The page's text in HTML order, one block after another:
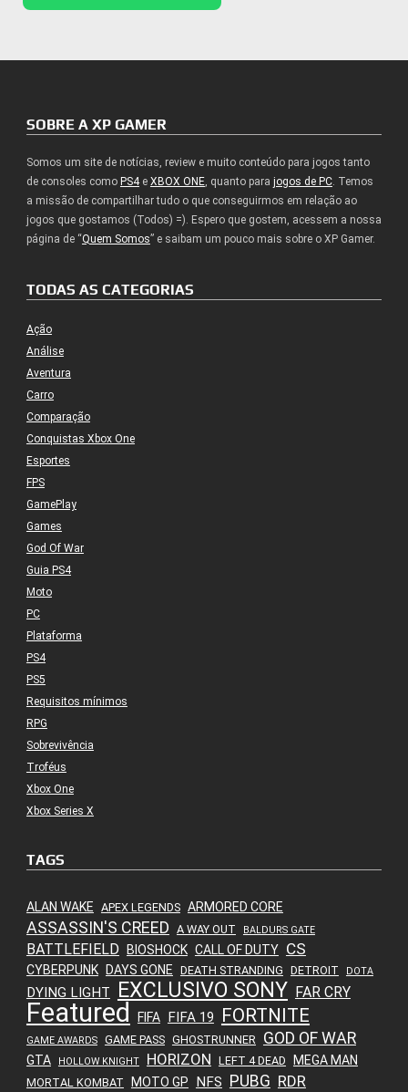
SOBRE A XP GAMER
Somos um site de notícias, review e muito conteúdo para jogos tanto
de consoles como PS4e XBOX ONE, quanto para jogos de PC. Temos
a missão de compartilhar tudo o que conseguirmos em relação ao
jogos que gostamos (Todos) =). Espero que gostem, acessem a nossa
página de “Quem Somos” e saibam um pouco mais sobre o XP Gamer.
TODAS AS CATEGORIAS
Ação
Análise
Aventura
Carro
Comparação
Conquistas Xbox One
Esportes
FPS
GamePlay
Games
God Of War
Guia PS4
Moto
PC
Plataforma
PS4
PS5
Requisitos mínimos
RPG
Sobrevivência
Troféus
Xbox One
Xbox Series X
TAGS
ALAN WAKE APEX LEGENDS ARMORED CORE
ASSASSIN'S CREED A WAY OUT BALDURS GATE
BATTLEFIELD BIOSHOCK CALL OF DUTY CS
CYBERPUNK DAYS GONE DEATH STRANDING DETROIT DOTA
DYING LIGHT EXCLUSIVO SONY FAR CRY
Featured FIFA FIFA 19 FORTNITE
GAME AWARDS GAME PASS GHOSTRUNNER GOD OF WAR
GTA HOLLOW KNIGHT HORIZON LEFT 4 DEAD MEGA MAN
MORTAL KOMBAT MOTO GP NFS PUBG RDR